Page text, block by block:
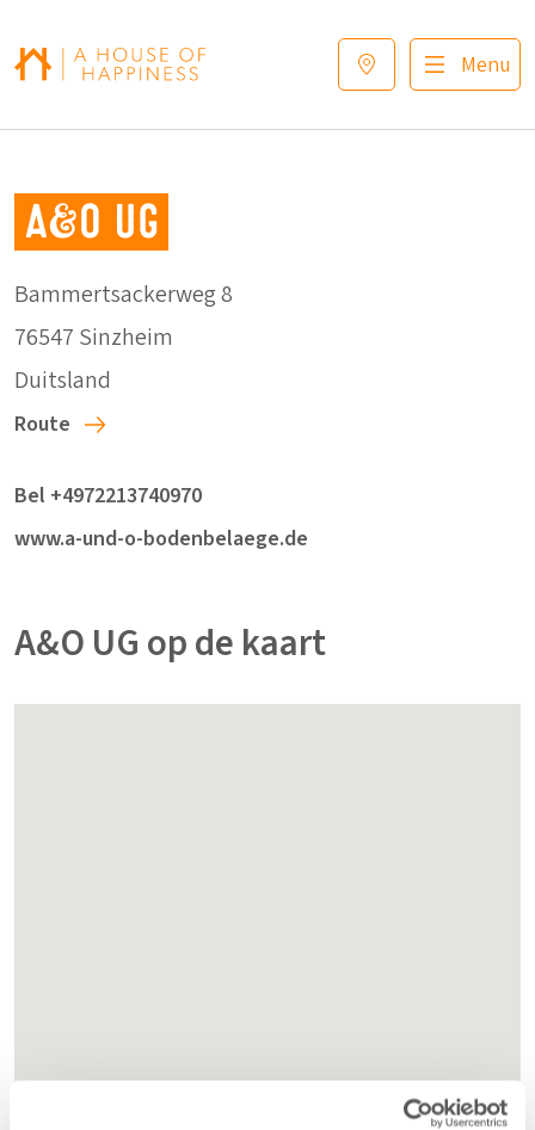
Menu
A&O UG
Bammertsackerweg 8
76547 Sinzheim
Duitsland
Route
Bel +4972213740970
www.a-und-o-bodenbelaege.de
A&O UG op de kaart